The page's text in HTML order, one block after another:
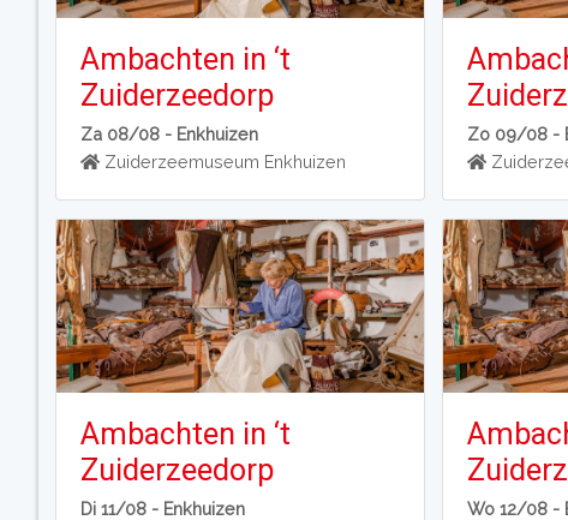
Ambachten in ‘t
Zuiderzeedorp
Za 08/08 - Enkhuizen
Zuiderzeemuseum Enkhuizen
Zo 09/08 -
Ambachten in ‘t
Zuiderzeedorp
Di 11/08 - Enkhuizen
Wo 12/08 -